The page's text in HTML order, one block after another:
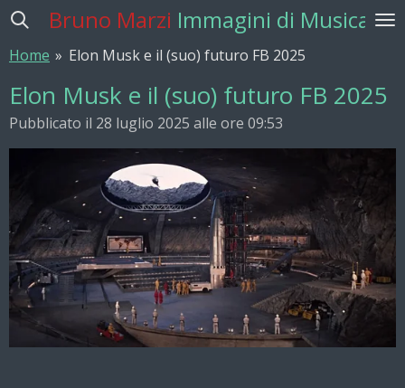
Vai
contenuto
principale
Bruno Marzi Immagini di Musica
Home » Elon Musk e il (suo) futuro FB 2025
Elon Musk e il (suo) futuro FB 2025
Pubblicato il 28 luglio 2025 alle ore 09:53